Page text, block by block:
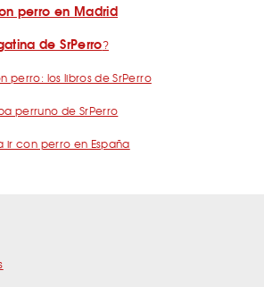
perro en Madrid
de SrPerro?
perro: los libros de SrPerro
perruno de SrPerro
ir con perro en España